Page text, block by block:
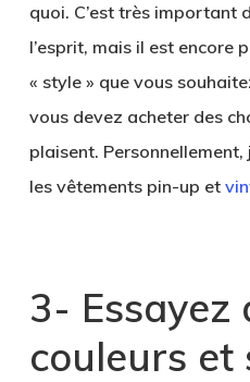
quoi. C’est très important
l’esprit, mais il est encore
« style » que vous
vous devez acheter des
plaisent. Personnellement,
les vêtements pin-up et
3- Essayez
couleurs et